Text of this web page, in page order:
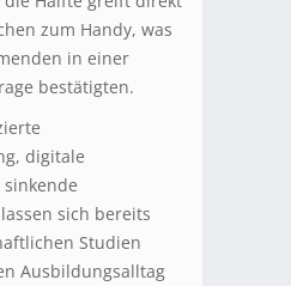
zum Handy, was
in einer
bestätigten.
digitale
sich bereits
Studien
Ausbildungsalltag